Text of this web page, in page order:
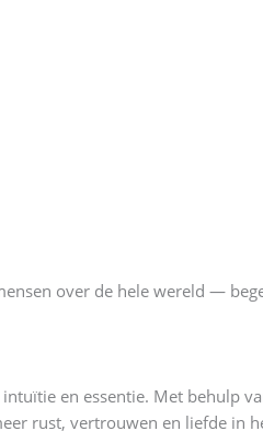
over de hele wereld —
en essentie. Met behulp
rust, vertrouwen en liefde in